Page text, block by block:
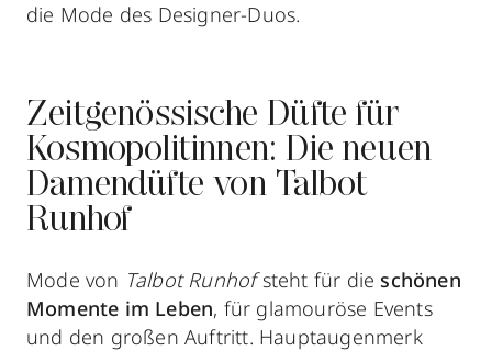
die Mode des Designer-Duos.
Zeitgenössische Düfte für
Kosmopolitinnen: Die neuen
Damendüfte von Talbot
Runhof
Mode von Talbot Runhofsteht für die schönen
Momente im Leben, für glamouröse Events
und den großen Auftritt. Hauptaugenmerk